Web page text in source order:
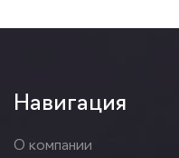
Навигация
О компании